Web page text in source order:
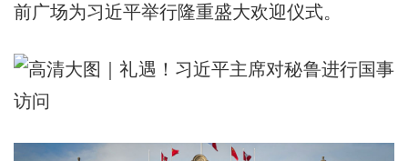
前广场为习近平举行隆重盛大欢迎仪式。